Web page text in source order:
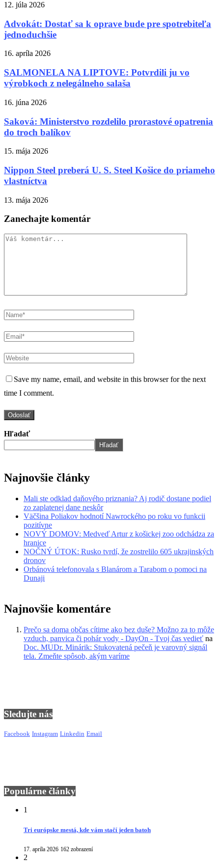
12. júla 2026
Advokát: Dostať sa k oprave bude pre spotrebiteľa
jednoduchšie
16. apríla 2026
SALMONELA NA LIPTOVE: Potvrdili ju vo
výrobkoch z nelegálneho salaša
16. júna 2026
Saková: Ministerstvo rozdelilo prorastové opatrenia
do troch balíkov
15. mája 2026
Nippon Steel preberá U. S. Steel Košice do priameho
vlastníctva
13. mája 2026
Zanechajte komentár
Save my name, email, and website in this browser for the next
time I comment.
Hľadať
Hľadať
Najnovšie články
Mali ste odklad daňového priznania? Aj rodič dostane podiel
zo zaplatenej dane neskôr
Väčšina Poliakov hodnotí Nawrockého po roku vo funkcii
pozitívne
NOVÝ DOMOV: Medveď Artur z košickej zoo odchádza za
hranice
NOČNÝ ÚTOK: Rusko tvrdí, že zostrelilo 605 ukrajinských
dronov
Orbánová telefonovala s Blanárom a Tarabom o pomoci na
Dunaji
Najnovšie komentáre
Prečo sa doma občas cítime ako bez duše? Možno za to môže
vzduch, panvica či pohár vody - DayOn - Tvoj čas vedieť na
Doc. MUDr. Minárik: Stukovatená pečeň je varovný signál
tela. Zmeňte spôsob, akým varíme
Sledujte nás
Facebook Instagram Linkedin Email
Populárne články
1
Tri európske mestá, kde vám stačí jeden batoh
17. apríla 2026 162 zobrazení
2